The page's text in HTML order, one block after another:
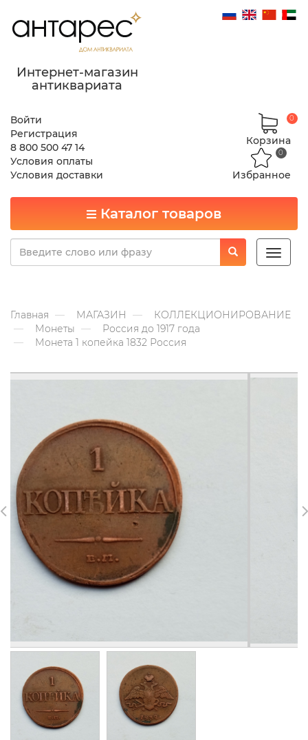
Интернет-магазин
антиквариата
Войти
Регистрация
8 800 500 47 14
Условия оплаты
Условия доставки
Корзина
0
Избранное
0
Каталог товаров
Toggle
Главная МАГАЗИН
КОЛЛЕКЦИОНИРОВАНИЕ
Монеты
Россия до 1917 года
Монета 1 копейка 1832 Россия